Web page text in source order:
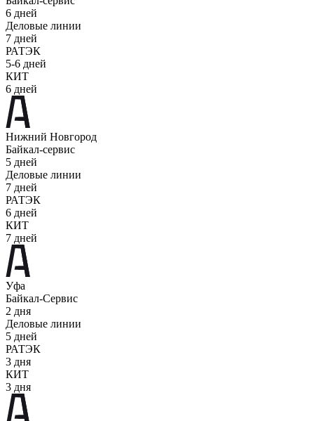
6 дней
Деловые линии
7 дней
РАТЭК
5-6 дней
КИТ
6 дней
Нижний Новгород
Байкал-сервис
5 дней
Деловые линии
7 дней
РАТЭК
6 дней
КИТ
7 дней
Уфа
Байкал-Сервис
2 дня
Деловые линии
5 дней
РАТЭК
3 дня
КИТ
3 дня